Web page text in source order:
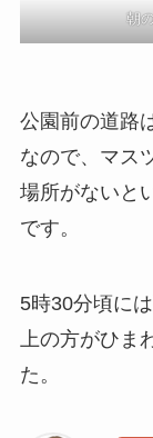
朝
公園前の道路
なので、マス
場所がないと
です。
5時30分頃に
上の方がひま
た。